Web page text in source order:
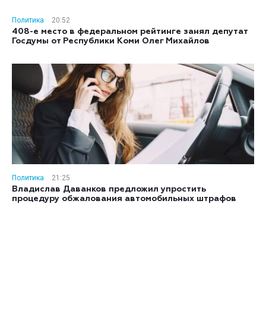
Политика
20:52
408-е место в федеральном рейтинге занял депутат
Госдумы от Республики Коми Олег Михайлов
Политика
21:25
Владислав Даванков предложил упростить
процедуру обжалования автомобильных штрафов